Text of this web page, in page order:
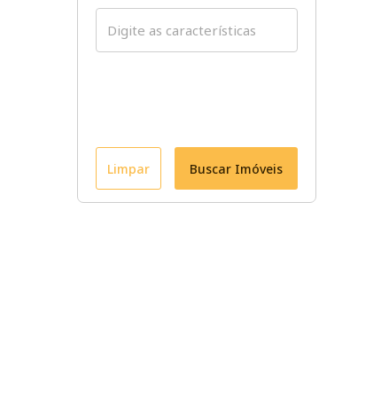
Limpar Buscar Imóveis